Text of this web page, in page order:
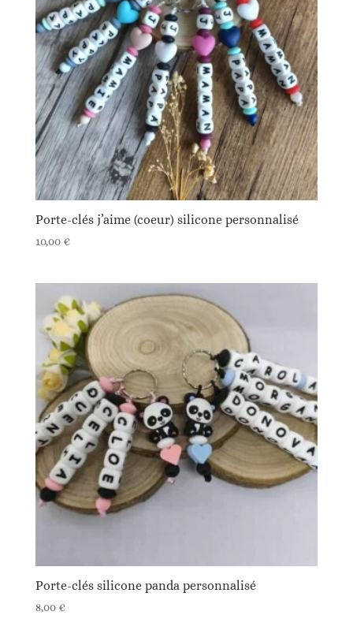
Porte-clés j’aime (coeur) silicone personnalisé
10,00 €
Porte-clés silicone panda personnalisé
8,00 €